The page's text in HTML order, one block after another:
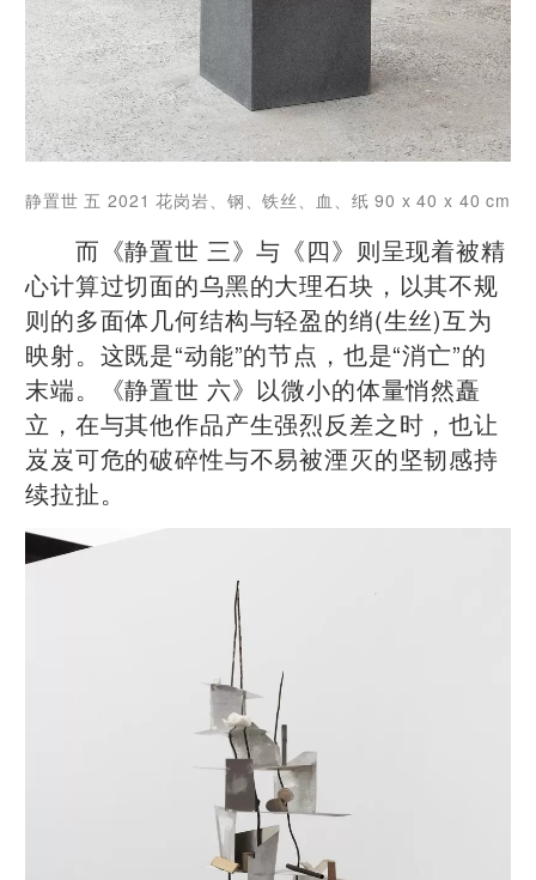
静置世 五 2021 花岗岩、钢、铁丝、血、纸 90 x 40 x 40 cm
而《静置世 三》与《四》则呈现着被精
心计算过切面的乌黑的大理石块，以其不规
则的多面体几何结构与轻盈的绡(生丝)互为
映射。这既是“动能”的节点，也是“消亡”的
末端。《静置世 六》以微小的体量悄然矗
立，在与其他作品产生强烈反差之时，也让
岌岌可危的破碎性与不易被湮灭的坚韧感持
续拉扯。